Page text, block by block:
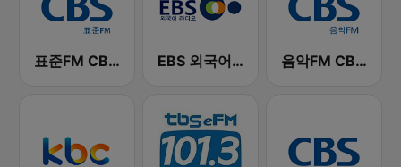
표준FM CBS 라디오 (Standard FM) EBS 외국어 라디오 (i-radio) 음악FM CBS 라디오 (Music FM)